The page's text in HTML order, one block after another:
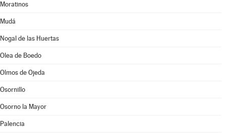
Moratinos
Mudá
Nogal de las Huertas
Olea de Boedo
Olmos de Ojeda
Osornillo
Osorno la Mayor
Palencia